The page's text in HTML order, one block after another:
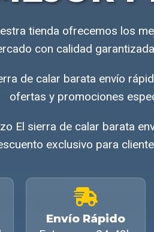
tienda ofrecemos los
con calidad
de calar barata envío
ofertas y promociones
El sierra de calar barata
exclusivo para
Envío Rápido